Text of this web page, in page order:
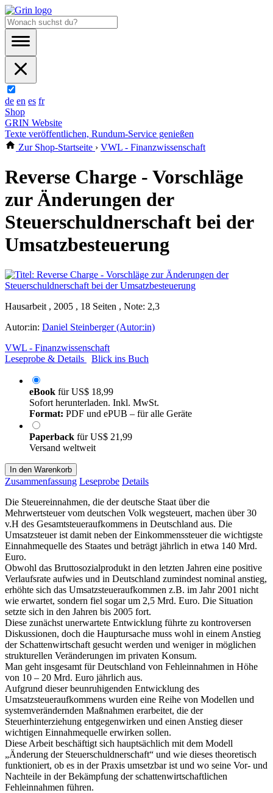
de en es fr
Shop
GRIN Website
Texte veröffentlichen, Rundum-Service genießen
Zur Shop-Startseite › VWL - Finanzwissenschaft
Reverse Charge - Vorschläge
zur Änderungen der
Steuerschuldnerschaft bei der
Umsatzbesteuerung
Hausarbeit , 2005 , 18 Seiten , Note: 2,3
Autor:in: Daniel Steinberger (Autor:in)
VWL - Finanzwissenschaft
Leseprobe & Details
Blick ins Buch
eBook fürUS$ 18,99
Sofort herunterladen. Inkl. MwSt.
Format: PDF und ePUB – für alle Geräte
Paperback fürUS$ 21,99
Versand weltweit
In den Warenkorb
Zusammenfassung Leseprobe Details
Die Steuereinnahmen, die der deutsche Staat über die
Mehrwertsteuer vom deutschen Volk wegsteuert, machen über 30
v.H des Gesamtsteueraufkommens in Deutschland aus. Die
Umsatzsteuer ist damit neben der Einkommenssteuer die wichtigste
Einnahmequelle des Staates und beträgt jährlich in etwa 140 Mrd.
Euro.
Obwohl das Bruttosozialprodukt in den letzten Jahren eine positive
Verlaufsrate aufwies und in Deutschland zumindest nominal anstieg,
erhöhte sich das Umsatzsteueraufkommen z.B. im Jahr 2001 nicht
wie erwartet, sondern fiel sogar um 2,5 Mrd. Euro. Die Situation
setzte sich in den Jahren bis 2005 fort.
Diese zunächst unerwartete Entwicklung führte zu kontroversen
Diskussionen, doch die Hauptursache muss wohl in einem Anstieg
der Schattenwirtschaft gesucht werden und weniger in möglichen
strukturellen Veränderungen im privaten Konsum.
Man geht insgesamt für Deutschland von Fehleinnahmen in Höhe
von 10 – 20 Mrd. Euro jährlich aus.
Aufgrund dieser beunruhigenden Entwicklung des
Umsatzsteueraufkommens wurden eine Reihe von Modellen und
systemverändernden Maßnahmen erarbeitet, die der
Steuerhinterziehung entgegenwirken und einen Anstieg dieser
wichtigen Einnahmequelle erwirken sollen.
Diese Arbeit beschäftigt sich hauptsächlich mit dem Modell
„Änderung der Steuerschuldnerschaft“ und wie dieses theoretisch
funktioniert, ob es in der Praxis umsetzbar ist und wo seine Vor- und
Nachteile in der Bekämpfung der schattenwirtschaftlichen
Fehleinnahmen führen.